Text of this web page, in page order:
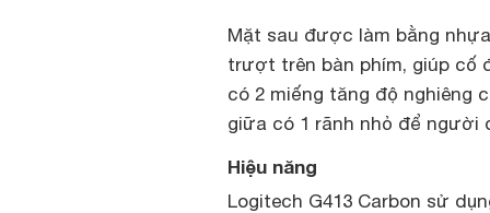
Mặt sau được làm bằng
trượt trên bàn phím, giúp cố
có 2 miếng tăng độ nghiêng
giữa có 1 rãnh nhỏ để người
Hiệu năng
Logitech G413 Carbon sử